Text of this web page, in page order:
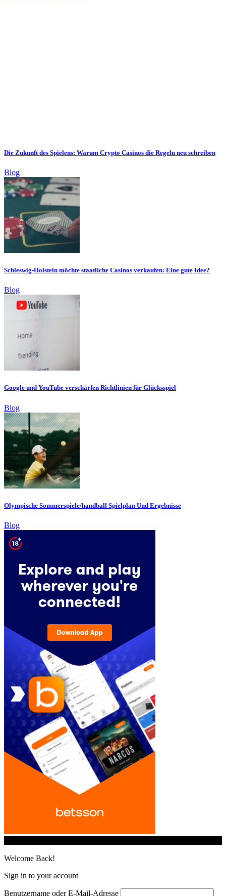
Die Zukunft des Spielens: Warum Crypto Casinos die Regeln neu schreiben
Blog
Schleswig-Holstein möchte staatliche Casinos verkaufen: Eine gute Idee?
Blog
Google und YouTube verschärfen Richtlinien für Glücksspiel
Blog
Olympische Sommerspiele/handball Spielplan Und Ergebnisse
Blog
Welcome Back!
Sign in to your account
Benutzername oder E-Mail-Adresse